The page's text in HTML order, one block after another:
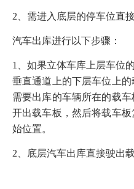
2、需进入底层的停车位直接
汽车出库进行以下步骤：
1、如果立体车库上层车位
垂直通道上的下层车位上
需要出库的车辆所在的载
开出载车板，然后将载车
始位置。
2、底层汽车出库直接驶出载